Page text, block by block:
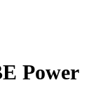
Power